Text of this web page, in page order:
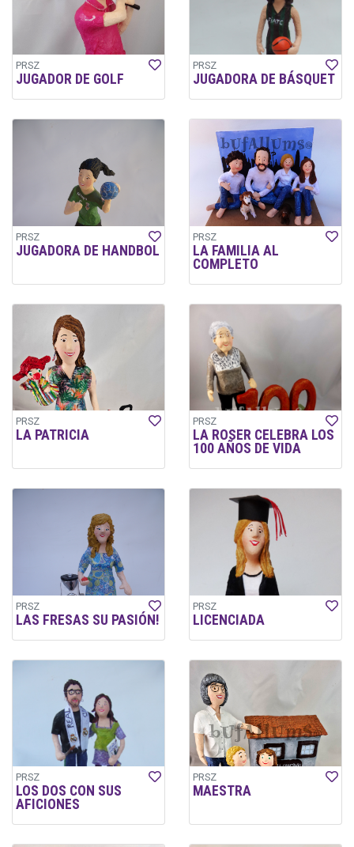
PRSZ
JUGADOR DE GOLF
PRSZ
JUGADORA DE BÁSQUET
PRSZ
JUGADORA DE HANDBOL
PRSZ
LA FAMILIA AL
COMPLETO
PRSZ
LA PATRICIA
PRSZ
LA ROSER CELEBRA LOS
100 AÑOS DE VIDA
PRSZ
LAS FRESAS SU PASIÓN!
PRSZ
LICENCIADA
PRSZ
LOS DOS CON SUS
AFICIONES
PRSZ
MAESTRA